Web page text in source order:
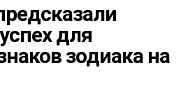
для
зодиака на